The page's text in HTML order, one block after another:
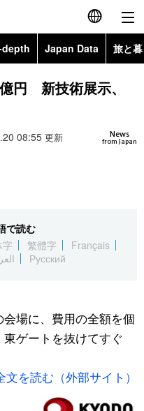
English
简体字
Русский
Japan Data 旅と
Topics
円 新技術展示、
News
from Japan
08:55 更新
で読む
字 繁體字
Français
Русский
場に、費用の全額を個
ゲートを抜けてすぐ
文を読む（外部サイト）